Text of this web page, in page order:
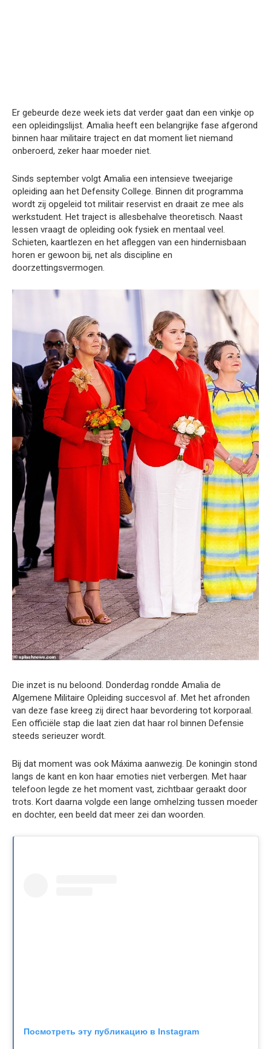
Er gebeurde deze week iets dat verder gaat dan een vinkje op
een opleidingslijst. Amalia heeft een belangrijke fase afgerond
binnen haar militaire traject en dat moment liet niemand
onberoerd, zeker haar moeder niet.
Sinds september volgt Amalia een intensieve tweejarige
opleiding aan het Defensity College. Binnen dit programma
wordt zij opgeleid tot militair reservist en draait ze mee als
werkstudent. Het traject is allesbehalve theoretisch. Naast
lessen vraagt de opleiding ook fysiek en mentaal veel.
Schieten, kaartlezen en het afleggen van een hindernisbaan
horen er gewoon bij, net als discipline en
doorzettingsvermogen.
Die inzet is nu beloond. Donderdag rondde Amalia de
Algemene Militaire Opleiding succesvol af. Met het afronden
van deze fase kreeg zij direct haar bevordering tot korporaal.
Een officiële stap die laat zien dat haar rol binnen Defensie
steeds serieuzer wordt.
Bij dat moment was ook Máxima aanwezig. De koningin stond
langs de kant en kon haar emoties niet verbergen. Met haar
telefoon legde ze het moment vast, zichtbaar geraakt door
trots. Kort daarna volgde een lange omhelzing tussen moeder
en dochter, een beeld dat meer zei dan woorden.
Посмотреть эту публикацию в Instagram